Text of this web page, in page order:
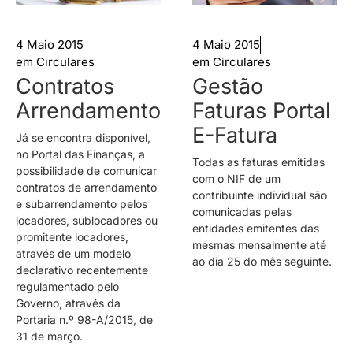
4 Maio 2015
em Circulares
Contratos
Arrendamento
Já se encontra disponível,
no Portal das Finanças, a
possibilidade de comunicar
contratos de arrendamento
e subarrendamento pelos
locadores, sublocadores ou
promitente locadores,
através de um modelo
declarativo recentemente
regulamentado pelo
Governo, através da
Portaria n.º 98-A/2015, de
31 de março.
4 Maio 2015
em Circulares
Gestão
Faturas Portal
E-Fatura
Todas as faturas emitidas
com o NIF de um
contribuinte individual são
comunicadas pelas
entidades emitentes das
mesmas mensalmente até
ao dia 25 do mês seguinte.